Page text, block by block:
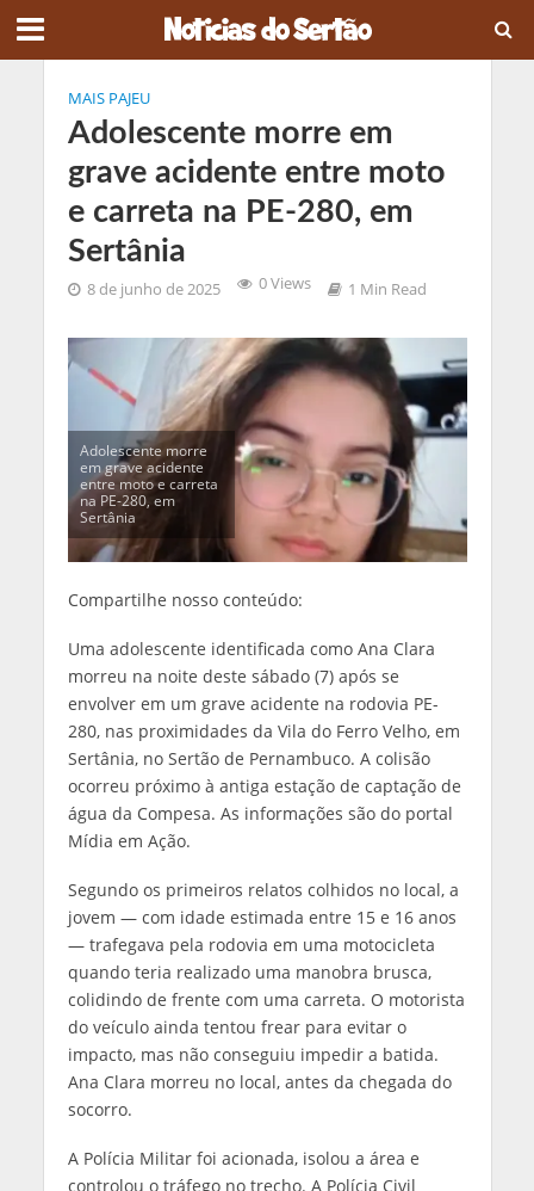
MAIS PAJEU
Adolescente morre em
grave acidente entre moto
e carreta na PE-280, em
Sertânia
8 de junho de 2025 0 Views 1 Min Read
Adolescente morre
em grave acidente
entre moto e carreta
na PE-280, em
Sertânia
Compartilhe nosso conteúdo:
Uma adolescente identificada como Ana Clara
morreu na noite deste sábado (7) após se
envolver em um grave acidente na rodovia PE-
280, nas proximidades da Vila do Ferro Velho, em
Sertânia, no Sertão de Pernambuco. A colisão
ocorreu próximo à antiga estação de captação de
água da Compesa. As informações são do portal
Mídia em Ação.
Segundo os primeiros relatos colhidos no local, a
jovem — com idade estimada entre 15 e 16 anos
— trafegava pela rodovia em uma motocicleta
quando teria realizado uma manobra brusca,
colidindo de frente com uma carreta. O motorista
do veículo ainda tentou frear para evitar o
impacto, mas não conseguiu impedir a batida.
Ana Clara morreu no local, antes da chegada do
socorro.
A Polícia Militar foi acionada, isolou a área e
controlou o tráfego no trecho. A Polícia Civil